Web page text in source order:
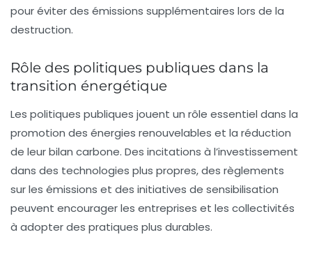
pour éviter des émissions supplémentaires lors de la
destruction.
Rôle des politiques publiques dans la
transition énergétique
Les politiques publiques jouent un rôle essentiel dans la
promotion des énergies renouvelables et la réduction
de leur bilan carbone. Des incitations à l’investissement
dans des technologies plus propres, des règlements
sur les émissions et des initiatives de sensibilisation
peuvent encourager les entreprises et les collectivités
à adopter des pratiques plus durables.